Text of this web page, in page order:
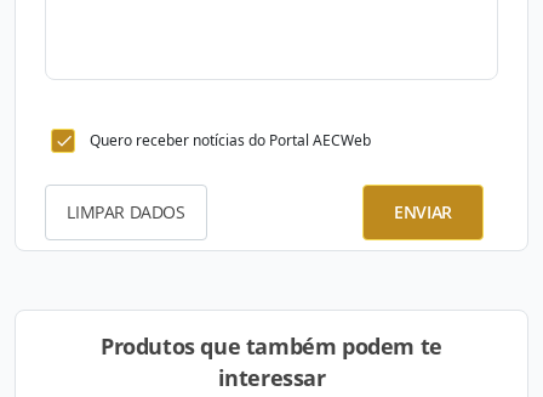
Quero receber notícias do Portal AECWeb
LIMPAR DADOS ENVIAR
Produtos que também podem te
interessar